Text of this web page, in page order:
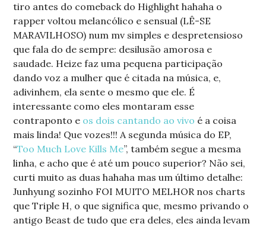
tiro antes do comeback do Highlight hahaha o
rapper voltou melancólico e sensual (LÊ-SE
MARAVILHOSO) num mv simples e despretensioso
que fala do de sempre: desilusão amorosa e
saudade. Heize faz uma pequena participação
dando voz a mulher que é citada na música, e,
adivinhem, ela sente o mesmo que ele. É
interessante como eles montaram esse
contraponto e os dois cantando ao vivo é a coisa
mais linda! Que vozes!!! A segunda música do EP,
“Too Much Love Kills Me”, também segue a mesma
linha, e acho que é até um pouco superior? Não sei,
curti muito as duas hahaha mas um último detalhe:
Junhyung sozinho FOI MUITO MELHOR nos charts
que Triple H, o que significa que, mesmo privando o
antigo Beast de tudo que era deles, eles ainda levam